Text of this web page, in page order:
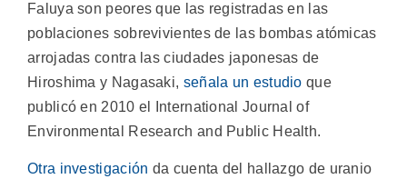
Faluya son peores que las registradas en las
poblaciones sobrevivientes de las bombas atómicas
arrojadas contra las ciudades japonesas de
Hiroshima y Nagasaki, señala un estudio que
publicó en 2010 el International Journal of
Environmental Research and Public Health.
Otra investigación da cuenta del hallazgo de uranio